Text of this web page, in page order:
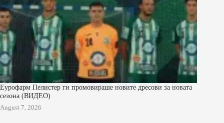
Еурофарм Пелистер ги промовираше новите дресови за новата
сезона (ВИДЕО)
August 7, 2026